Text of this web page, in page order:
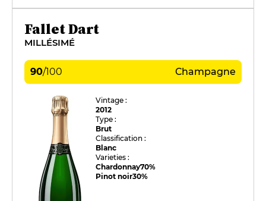
Fallet Dart
MILLÉSIMÉ
90/100 Champagne
Vintage :
2012
Type :
Brut
Classification :
Blanc
Varieties :
Chardonnay70%
Pinot noir30%